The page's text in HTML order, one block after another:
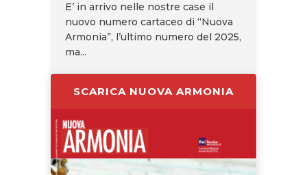
E’ in arrivo nelle nostre case il
nuovo numero cartaceo di “Nuova
Armonia”, l’ultimo numero del 2025,
ma...
SCARICA NUOVA ARMONIA